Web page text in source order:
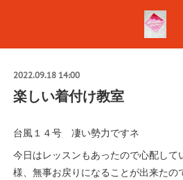
2022.09.18 14:00
楽しい着付け教室
台風１４号 凄い勢力ですネ
今日はレッスンもあったので心配して
様、無事お戻りになることが出来たの